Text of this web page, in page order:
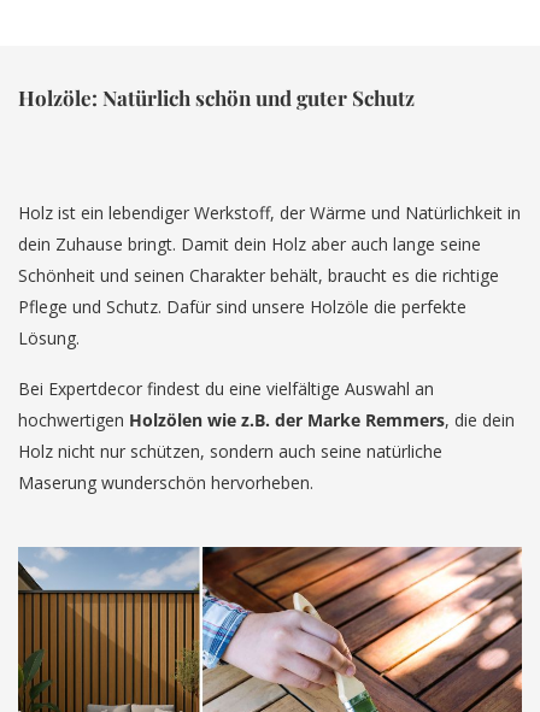
Holzöle: Natürlich schön und guter Schutz
Holz ist ein lebendiger Werkstoff, der Wärme und Natürlichkeit in
dein Zuhause bringt. Damit dein Holz aber auch lange seine
Schönheit und seinen Charakter behält, braucht es die richtige
Pflege und Schutz. Dafür sind unsere Holzöle die perfekte
Lösung.
Bei Expertdecor findest du eine vielfältige Auswahl an
hochwertigen Holzölen wie z.B. der Marke Remmers, die dein
Holz nicht nur schützen, sondern auch seine natürliche
Maserung wunderschön hervorheben.